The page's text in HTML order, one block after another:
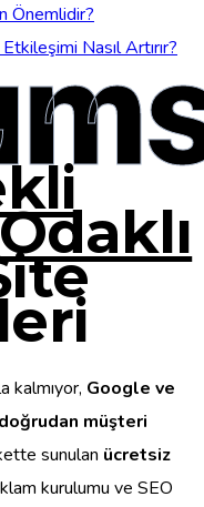
Önemlidir?
Nasıl Artırır?
kalmıyor, Google ve
müşteri
sunulan ücretsiz
kurulumu ve SEO